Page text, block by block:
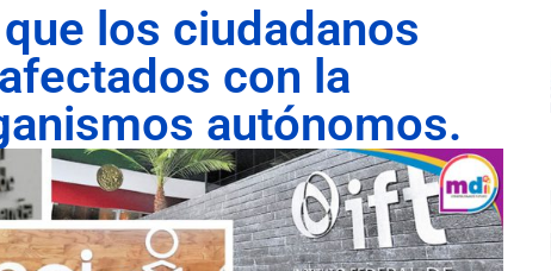
los ciudadanos
con la
autónomos.